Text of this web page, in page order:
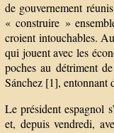
de gouvernement
« construire »
croient intouchables.
qui jouent avec les
poches au détriment
Sánchez [1], entonnant
Le président espagnol
et, depuis vendredi,